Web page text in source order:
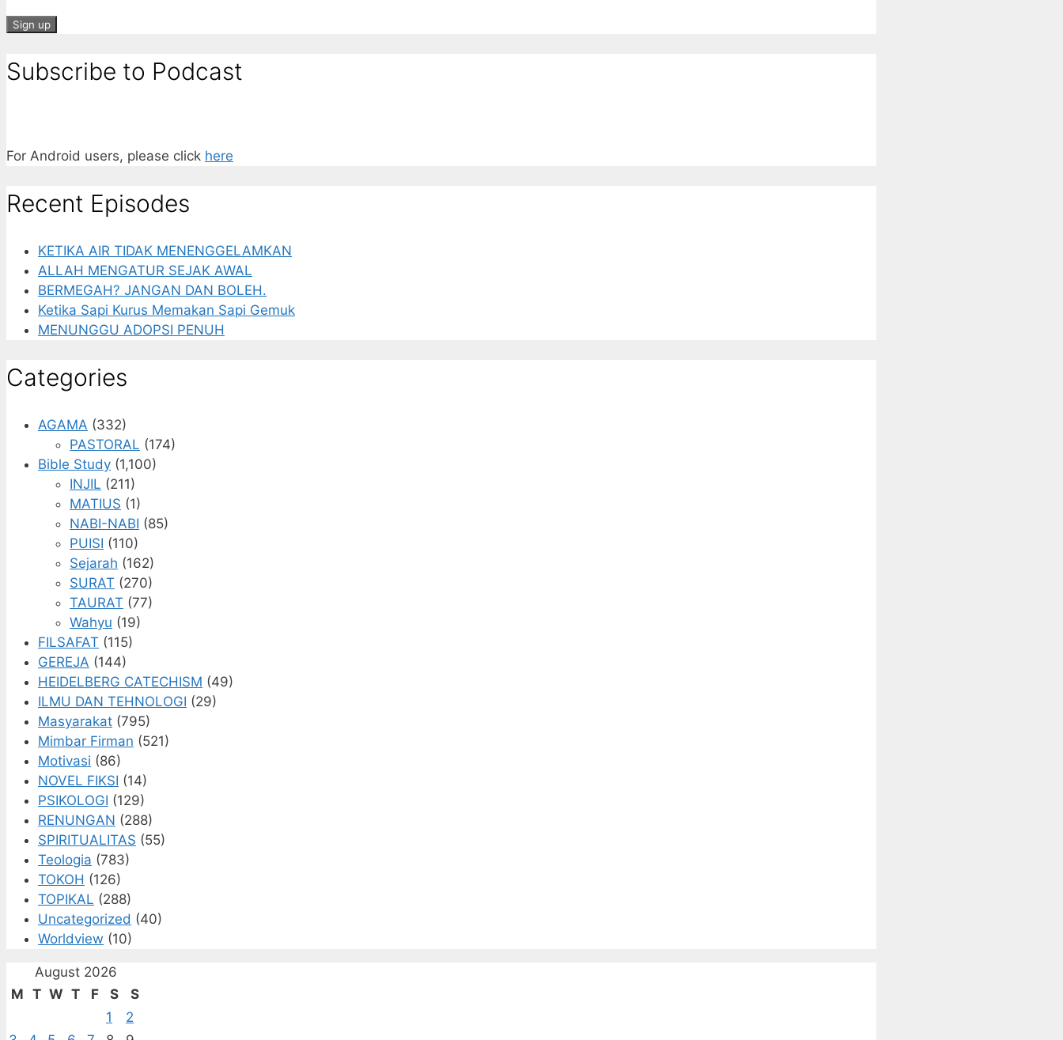
Subscribe to Podcast
For Android users, please click here
Recent Episodes
KETIKA AIR TIDAK MENENGGELAMKAN
ALLAH MENGATUR SEJAK AWAL
BERMEGAH? JANGAN DAN BOLEH.
Ketika Sapi Kurus Memakan Sapi Gemuk
MENUNGGU ADOPSI PENUH
Categories
AGAMA (332)
PASTORAL (174)
Bible Study (1,100)
INJIL (211)
MATIUS (1)
NABI-NABI (85)
PUISI (110)
Sejarah (162)
SURAT (270)
TAURAT (77)
Wahyu (19)
FILSAFAT (115)
GEREJA (144)
HEIDELBERG CATECHISM (49)
ILMU DAN TEHNOLOGI (29)
Masyarakat (795)
Mimbar Firman (521)
Motivasi (86)
NOVEL FIKSI (14)
PSIKOLOGI (129)
RENUNGAN (288)
SPIRITUALITAS (55)
Teologia (783)
TOKOH (126)
TOPIKAL (288)
Uncategorized (40)
Worldview (10)
August 2026
M T W T F S
S
1
2